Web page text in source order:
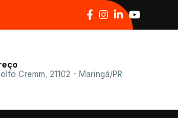
Cremm, 21102 - Maringá/PR